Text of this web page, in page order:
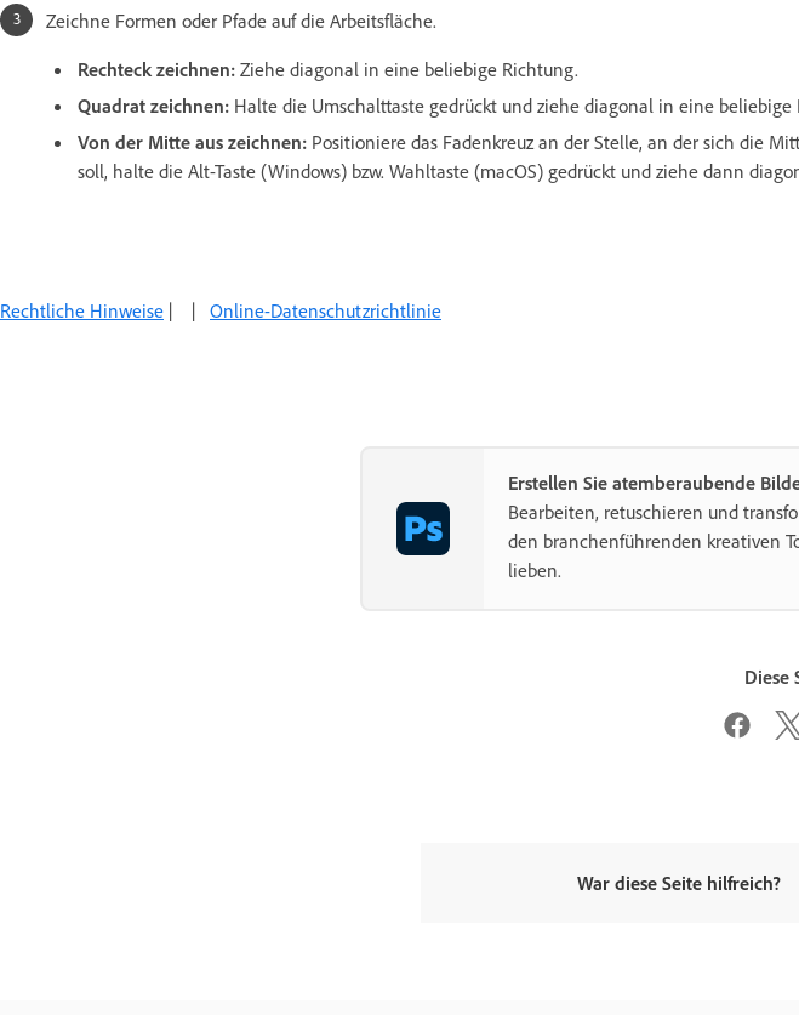
Zeichne Formen oder Pfade auf die Arbeitsfläche.
Rechteck zeichnen: Ziehe diagonal in eine beliebige Richtung.
Quadrat zeichnen: Halte die Umschalttaste gedrückt und ziehe diagonal in eine beliebige
Von der Mitte aus zeichnen: Positioniere das Fadenkreuz an der Stelle, an der sich die
soll, halte die Alt-Taste (Windows) bzw. Wahltaste (macOS) gedrückt und ziehe dann
Rechtliche Hinweise | | Online-Datenschutzrichtlinie
Erstellen Sie atemberaubende
Bearbeiten, retuschieren und
den branchenführenden kreativen
lieben.
Diese
War diese Seite hilfreich?